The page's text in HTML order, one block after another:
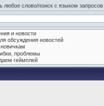
любое слово/поиск с языком запросов